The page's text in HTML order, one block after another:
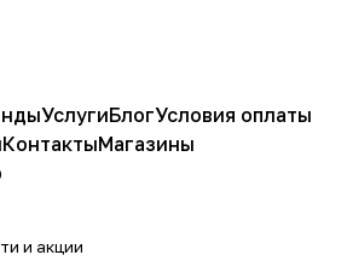
УслугиБлогУсловия оплаты
КонтактыМагазины
и акции